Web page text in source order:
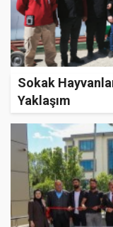
Sokak
Yaklaşım